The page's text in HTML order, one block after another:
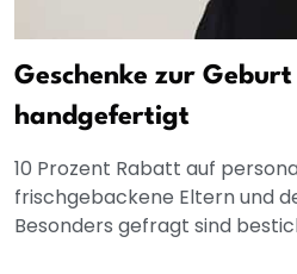
Geschenke zur
handgefertigt
10 Prozent Rabatt auf
frischgebackene Eltern und
Besonders gefragt sind